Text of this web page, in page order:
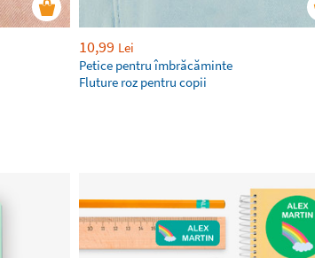
10,99 Lei
Petice pentru îmbrăcăminte
Fluture roz pentru copii